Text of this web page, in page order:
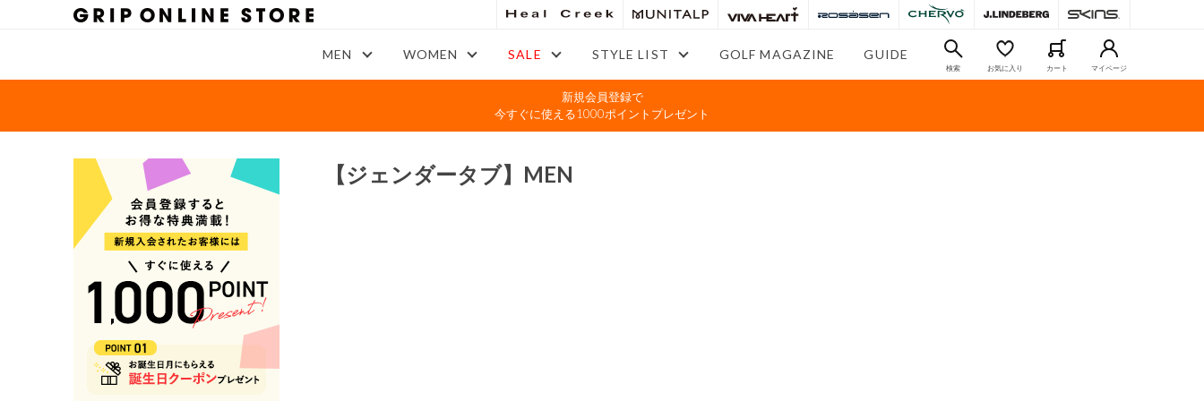
MEN WOMEN SALE STYLE LIST GOLF MAGAZINE GUIDE
検索 お気に入り カート マイページ
新規会員登録で
今すぐに使える1000ポイントプレゼント
【ジェンダータブ】MEN